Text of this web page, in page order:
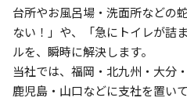
台所やお風呂場・洗面所などの
ない！」や、「急にトイレが詰
ルを、瞬時に解決します。
当社では、福岡・北九州・大分
鹿児島・山口などに支社を置い